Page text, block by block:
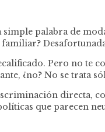
palabra de
Pero no te
¿no? No se trata
directa,
que parecen